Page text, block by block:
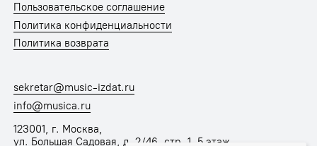
Пользовательское соглашение
Политика конфиденциальности
Политика возврата
sekretar@music-izdat.ru
info@musica.ru
123001, г. Москва,
ул. Большая Садовая, д. 2/46, стр. 1, 5 этаж